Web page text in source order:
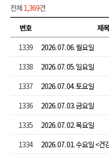
전체 1,369건
번호
제목
1339
2026. 07. 06. 월요일
1338
2026. 07. 05. 일요일
1337
2026. 07. 04. 토요일
1336
2026. 07. 03. 금요일
1335
2026. 07. 02. 목요일
1334
2026. 07. 01. 수요일 <건